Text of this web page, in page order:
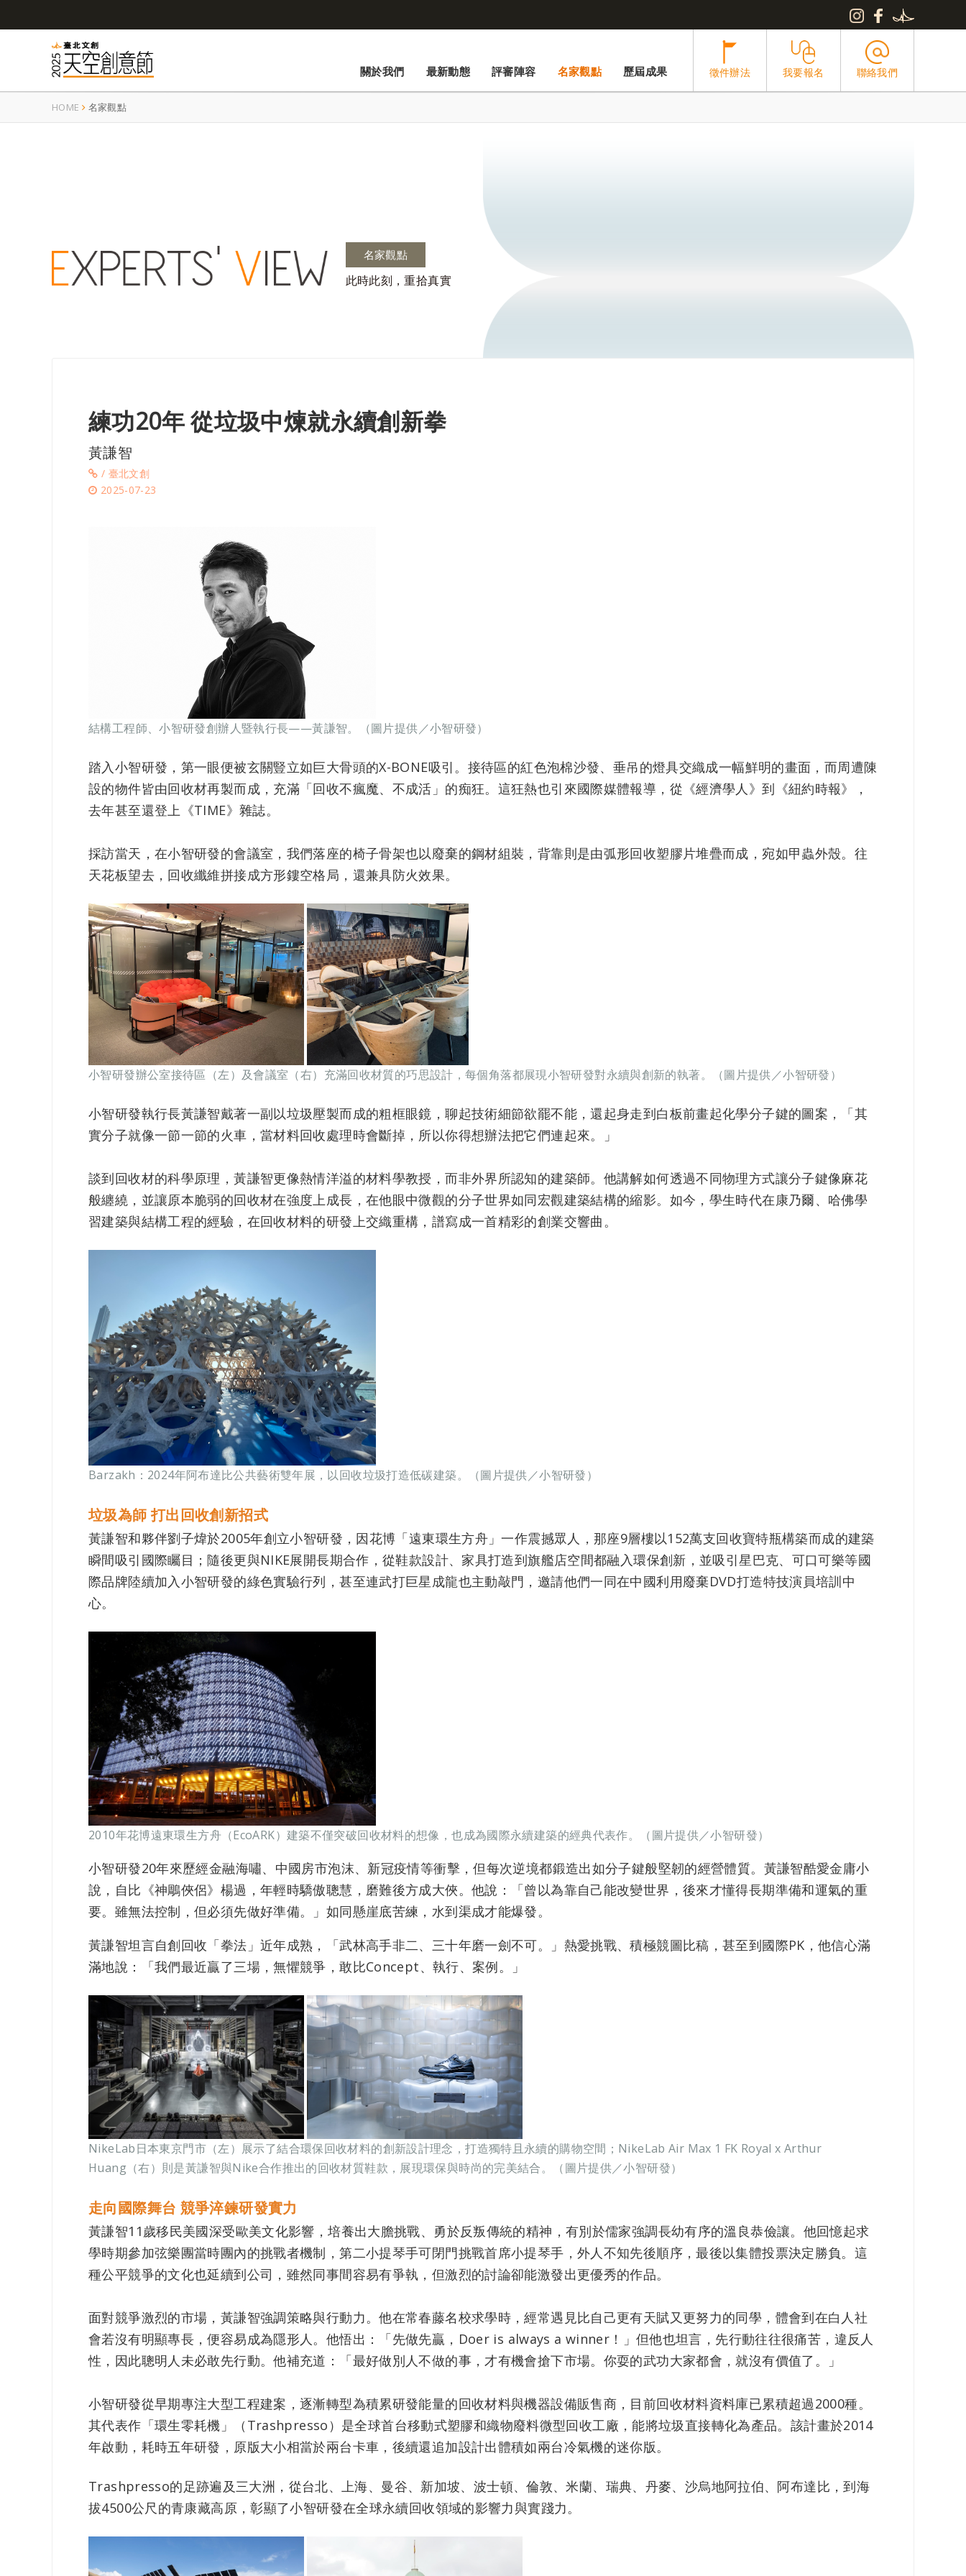
關於我們 最新動態 評審陣容 名家觀點 歷屆成果 徵件辦法 我要報名 聯絡我們
HOME 名家觀點
名家觀點
此時此刻，重拾真實
練功20年 從垃圾中煉就永續創新拳
黃謙智
/ 臺北文創
2025-07-23
結構工程師、小智研發創辦人暨執行長——黃謙智。（圖片提供／小智研發）
踏入小智研發，第一眼便被玄關豎立如巨大骨頭的X-BONE吸引。接待區的紅色泡棉沙發、垂吊的燈具交織成一幅鮮明的畫面，而周遭陳
設的物件皆由回收材再製而成，充滿「回收不瘋魔、不成活」的痴狂。這狂熱也引來國際媒體報導，從《經濟學人》到《紐約時報》，
去年甚至還登上《TIME》雜誌。
採訪當天，在小智研發的會議室，我們落座的椅子骨架也以廢棄的鋼材組裝，背靠則是由弧形回收塑膠片堆疊而成，宛如甲蟲外殼。往
天花板望去，回收纖維拼接成方形鏤空格局，還兼具防火效果。
小智研發辦公室接待區（左）及會議室（右）充滿回收材質的巧思設計，每個角落都展現小智研發對永續與創新的執著。（圖片提供／小智研發）
小智研發執行長黃謙智戴著一副以垃圾壓製而成的粗框眼鏡，聊起技術細節欲罷不能，還起身走到白板前畫起化學分子鍵的圖案，「其
實分子就像一節一節的火車，當材料回收處理時會斷掉，所以你得想辦法把它們連起來。」
談到回收材的科學原理，黃謙智更像熱情洋溢的材料學教授，而非外界所認知的建築師。他講解如何透過不同物理方式讓分子鍵像麻花
般纏繞，並讓原本脆弱的回收材在強度上成長，在他眼中微觀的分子世界如同宏觀建築結構的縮影。如今，學生時代在康乃爾、哈佛學
習建築與結構工程的經驗，在回收材料的研發上交織重構，譜寫成一首精彩的創業交響曲。
Barzakh：2024年阿布達比公共藝術雙年展，以回收垃圾打造低碳建築。（圖片提供／小智研發）
垃圾為師 打出回收創新招式
黃謙智和夥伴劉子煒於2005年創立小智研發，因花博「遠東環生方舟」一作震撼眾人，那座9層樓以152萬支回收寶特瓶構築而成的建築
瞬間吸引國際矚目；隨後更與NIKE展開長期合作，從鞋款設計、家具打造到旗艦店空間都融入環保創新，並吸引星巴克、可口可樂等國
際品牌陸續加入小智研發的綠色實驗行列，甚至連武打巨星成龍也主動敲門，邀請他們一同在中國利用廢棄DVD打造特技演員培訓中
心。
2010年花博遠東環生方舟（EcoARK）建築不僅突破回收材料的想像，也成為國際永續建築的經典代表作。（圖片提供／小智研發）
小智研發20年來歷經金融海嘯、中國房市泡沫、新冠疫情等衝擊，但每次逆境都鍛造出如分子鍵般堅韌的經營體質。黃謙智酷愛金庸小
說，自比《神鵰俠侶》楊過，年輕時驕傲聰慧，磨難後方成大俠。他說：「曾以為靠自己能改變世界，後來才懂得長期準備和運氣的重
要。雖無法控制，但必須先做好準備。」如同懸崖底苦練，水到渠成才能爆發。
黃謙智坦言自創回收「拳法」近年成熟，「武林高手非二、三十年磨一劍不可。」熱愛挑戰、積極競圖比稿，甚至到國際PK，他信心滿
滿地說：「我們最近贏了三場，無懼競爭，敢比Concept、執行、案例。」
NikeLab日本東京門市（左）展示了結合環保回收材料的創新設計理念，打造獨特且永續的購物空間；NikeLab Air Max 1 FK Royal x Arthur
Huang（右）則是黃謙智與Nike合作推出的回收材質鞋款，展現環保與時尚的完美結合。（圖片提供／小智研發）
走向國際舞台 競爭淬鍊研發實力
黃謙智11歲移民美國深受歐美文化影響，培養出大膽挑戰、勇於反叛傳統的精神，有別於儒家強調長幼有序的溫良恭儉讓。他回憶起求
學時期參加弦樂團當時團內的挑戰者機制，第二小提琴手可閉門挑戰首席小提琴手，外人不知先後順序，最後以集體投票決定勝負。這
種公平競爭的文化也延續到公司，雖然同事間容易有爭執，但激烈的討論卻能激發出更優秀的作品。
面對競爭激烈的市場，黃謙智強調策略與行動力。他在常春藤名校求學時，經常遇見比自己更有天賦又更努力的同學，體會到在白人社
會若沒有明顯專長，便容易成為隱形人。他悟出：「先做先贏，Doer is always a winner！」但他也坦言，先行動往往很痛苦，違反人
性，因此聰明人未必敢先行動。他補充道：「最好做別人不做的事，才有機會搶下市場。你耍的武功大家都會，就沒有價值了。」
小智研發從早期專注大型工程建案，逐漸轉型為積累研發能量的回收材料與機器設備販售商，目前回收材料資料庫已累積超過2000種。
其代表作「環生零耗機」（Trashpresso）是全球首台移動式塑膠和織物廢料微型回收工廠，能將垃圾直接轉化為產品。該計畫於2014
年啟動，耗時五年研發，原版大小相當於兩台卡車，後續還追加設計出體積如兩台冷氣機的迷你版。
Trashpresso的足跡遍及三大洲，從台北、上海、曼谷、新加坡、波士頓、倫敦、米蘭、瑞典、丹麥、沙烏地阿拉伯、阿布達比，到海
拔4500公尺的青康藏高原，彰顯了小智研發在全球永續回收領域的影響力與實踐力。